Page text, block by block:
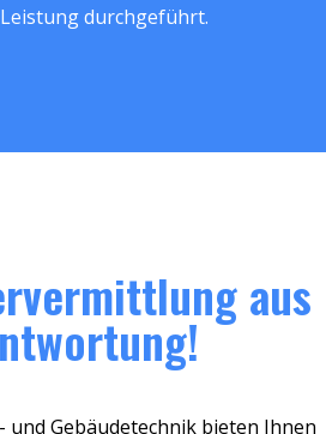
durchgeführt.
aus
und Gebäudetechnik bieten Ihnen